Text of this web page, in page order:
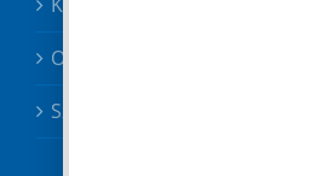
Oktatás
Szociális ügyek